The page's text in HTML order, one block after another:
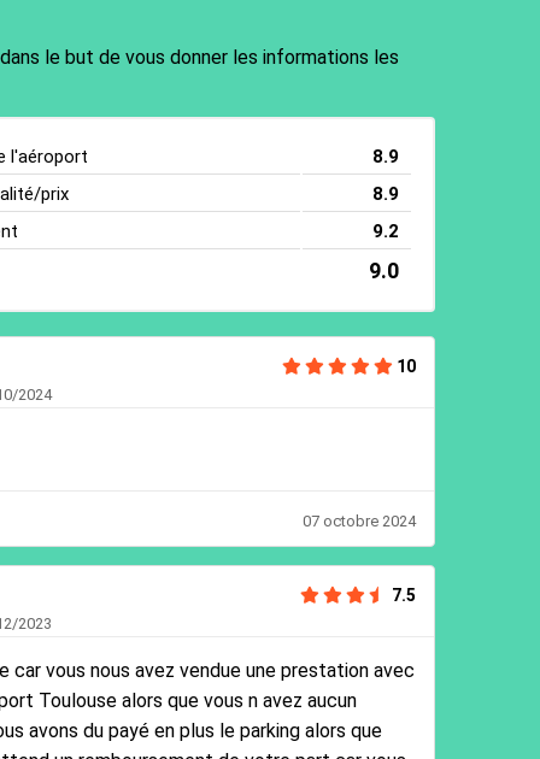
le but de vous donner les informations les
l'aéroport
8.9
prix
8.9
9.2
9.0
10
2024
07 octobre 2024
7.5
2023
car vous nous avez vendue une prestation avec
Toulouse alors que vous n avez aucun
avons du payé en plus le parking alors que